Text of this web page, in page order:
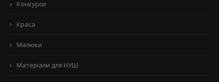
Конкурси
Краса
Малюки
Матеріали для НУШ